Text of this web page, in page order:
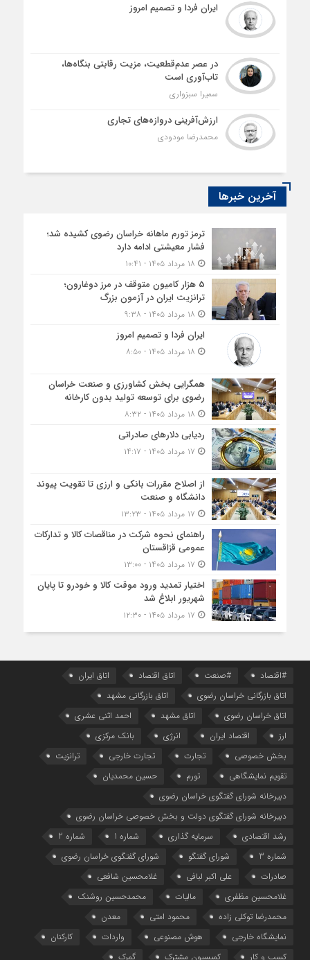
ایران فردا و تصمیم امروز
در عصر عدم‌قطعیت، مزیت رقابتی بنگاه‌ها،
تاب‌آوری است
سمیرا سبزواری
ارزش‌آفرینی دروازه‌های تجاری
محمدرضا مودودی
آخرین خبرها
ترمز تورم ماهانه خراسان رضوی کشیده شد؛
فشار معیشتی ادامه دارد
5 هزار کامیون متوقف در مرز دوغارون؛
ترانزیت ایران در آزمون بزرگ
ایران فردا و تصمیم امروز
همگرایی بخش کشاورزی و صنعت خراسان
رضوی برای توسعه تولید بدون کارخانه
ردیابی دلارهای صادراتی
از اصلاح مقررات بانکی و ارزی تا تقویت پیوند
دانشگاه و صنعت
راهنمای نحوه شرکت در مناقصات کالا و تدارکات
عمومی قزاقستان
اختیار تمدید ورود موقت کالا و خودرو تا پایان
شهریور ابلاغ شد
#اقتصاد #صنعت اتاق اقتصاد
اتاق ایران
اتاق بازرگانی خراسان رضوی
اتاق بازرگانی مشهد
اتاق خراسان رضوی
اتاق مشهد
احمد اثنی عشری
ارز
اقتصاد ایران انرژی
بانک مرکزی
بخش خصوصی
تجارت تجارت خارجی
ترانزیت
تقویم نمایشگاهی
تورم
حسین محمدیان
دبیرخانه شورای گفتگوی خراسان رضوی
دبیرخانه شورای گفتگوی دولت و بخش خصوصی خراسان رضوی
رشد اقتصادی
سرمایه گذاری شماره 1
شماره 2
شماره 3
شورای گفتگو
شورای گفتگوی خراسان رضوی
صادرات
علی اکبر لبافی
غلامحسین شافعی
غلامحسین مظفری
مالیات
محمدحسین روشنک
محمدرضا توکلی زاده
محمود امتی
معدن
نمایشگاه خارجی
هوش مصنوعی واردات
کارکنان
کسب و کار
کمیسیون مشترک گمرک